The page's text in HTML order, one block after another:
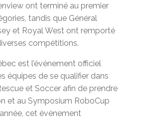
ont terminé au premier
tandis que Général
et Royal West ont remporté
compétitions.
est l’événement officiel
équipes de se qualifier dans
et Soccer afin de prendre
et au Symposium RoboCup
cet événement